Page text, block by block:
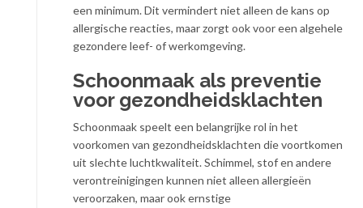
een minimum. Dit vermindert niet alleen de kans op
allergische reacties, maar zorgt ook voor een algehele
gezondere leef- of werkomgeving.
Schoonmaak als preventie
voor gezondheidsklachten
Schoonmaak speelt een belangrijke rol in het
voorkomen van gezondheidsklachten die voortkomen
uit slechte luchtkwaliteit. Schimmel, stof en andere
verontreinigingen kunnen niet alleen allergieën
veroorzaken, maar ook ernstige